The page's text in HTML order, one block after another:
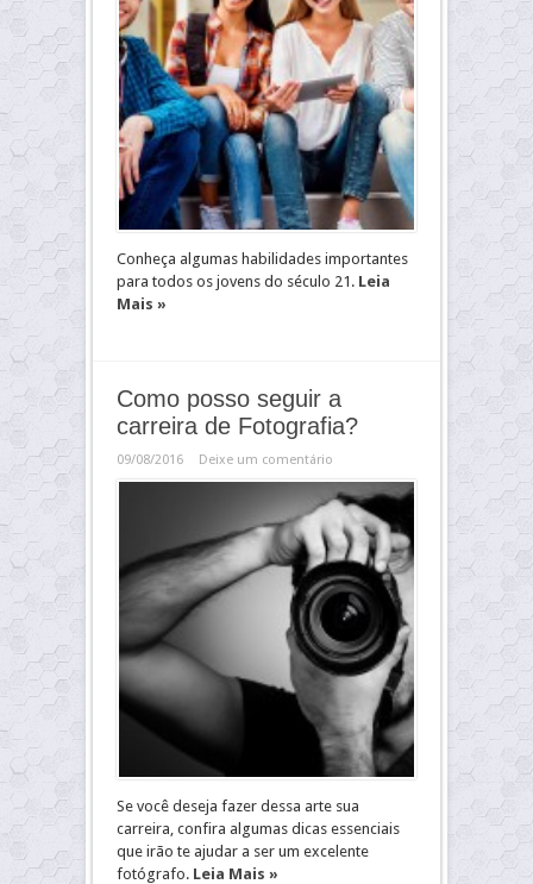
Conheça algumas habilidades importantes
para todos os jovens do século 21. Leia
Mais »
Como posso seguir a
carreira de Fotografia?
09/08/2016 Deixe um comentário
Se você deseja fazer dessa arte sua
carreira, confira algumas dicas essenciais
que irão te ajudar a ser um excelente
fotógrafo. Leia Mais »